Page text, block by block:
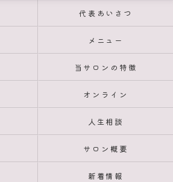
代表あいさつ
メニュー
当サロンの特徴
オンライン
人生相談
サロン概要
新着情報